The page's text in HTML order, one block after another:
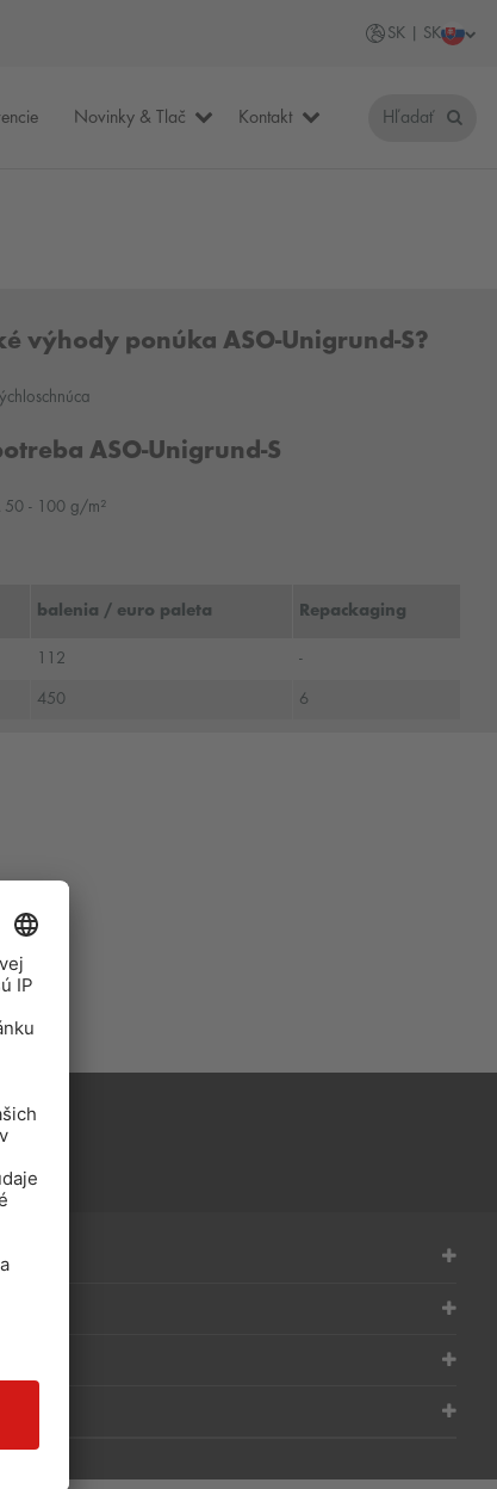
SK | SK
Novinky & Tlač Kontakt Hľadať
výhody ponúka ASO-Unigrund-S?
ASO-Unigrund-S
50 - 100 g/m²
balenia / euro paleta Repackaging
112 -
450 6